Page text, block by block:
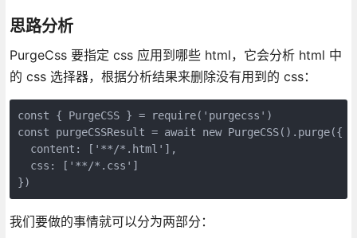
思路分析
PurgeCss 要指定 css 应用到哪些 html，它会分析 html 中
的 css 选择器，根据分析结果来删除没有用到的 css：
const { PurgeCSS } = require('purgecss')
const purgeCSSResult = await new PurgeCSS().purge({
  content: ['**/*.html'],
  css: ['**/*.css']
})
我们要做的事情就可以分为两部分：